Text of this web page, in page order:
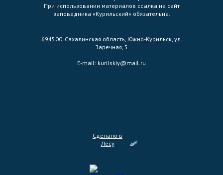
Сделано в
Лесу
При использовании материалов ссылка на сайт
заповедника «Курильский» обязательна.
694500, Сахалинская область, Южно-Курильск, ул.
Заречная, 5
E-mail: kurilskiy@mail.ru